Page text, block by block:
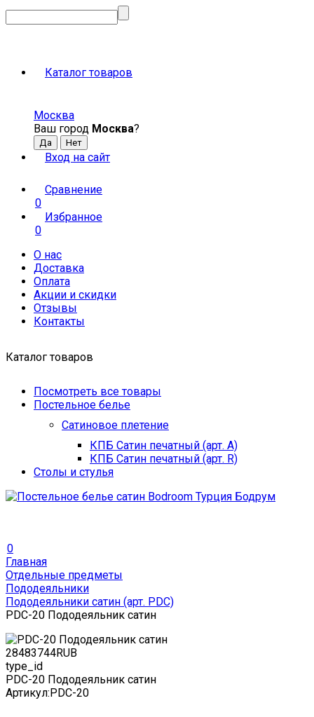
Каталог товаров
Москва
Ваш город Москва?
Вход на сайт
Сравнение
0
Избранное
0
О нас
Доставка
Оплата
Акции и скидки
Отзывы
Контакты
Каталог товаров
Посмотреть все товары
Постельное белье
Сатиновое плетение
КПБ Сатин печатный (арт. A)
КПБ Сатин печатный (арт. R)
Столы и стулья
0
Главная
Отдельные предметы
Пододеяльники
Пододеяльники сатин (арт. PDC)
PDC-20 Пододеяльник сатин
28483744RUB
type_id
PDC-20 Пододеяльник сатин
Артикул:PDC-20